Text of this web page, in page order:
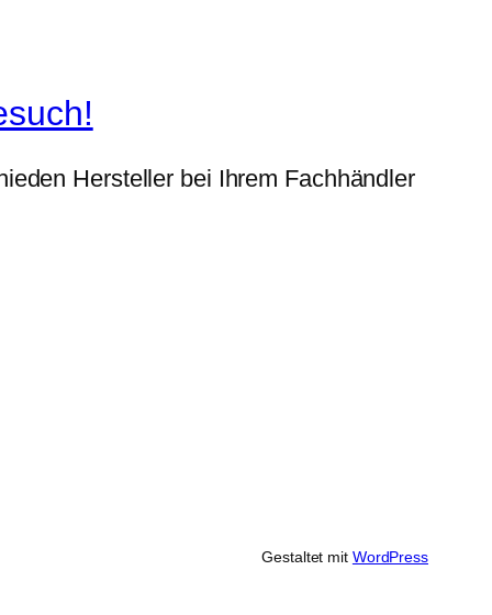
Hersteller bei Ihrem Fachhändler
Gestaltet mit WordPress